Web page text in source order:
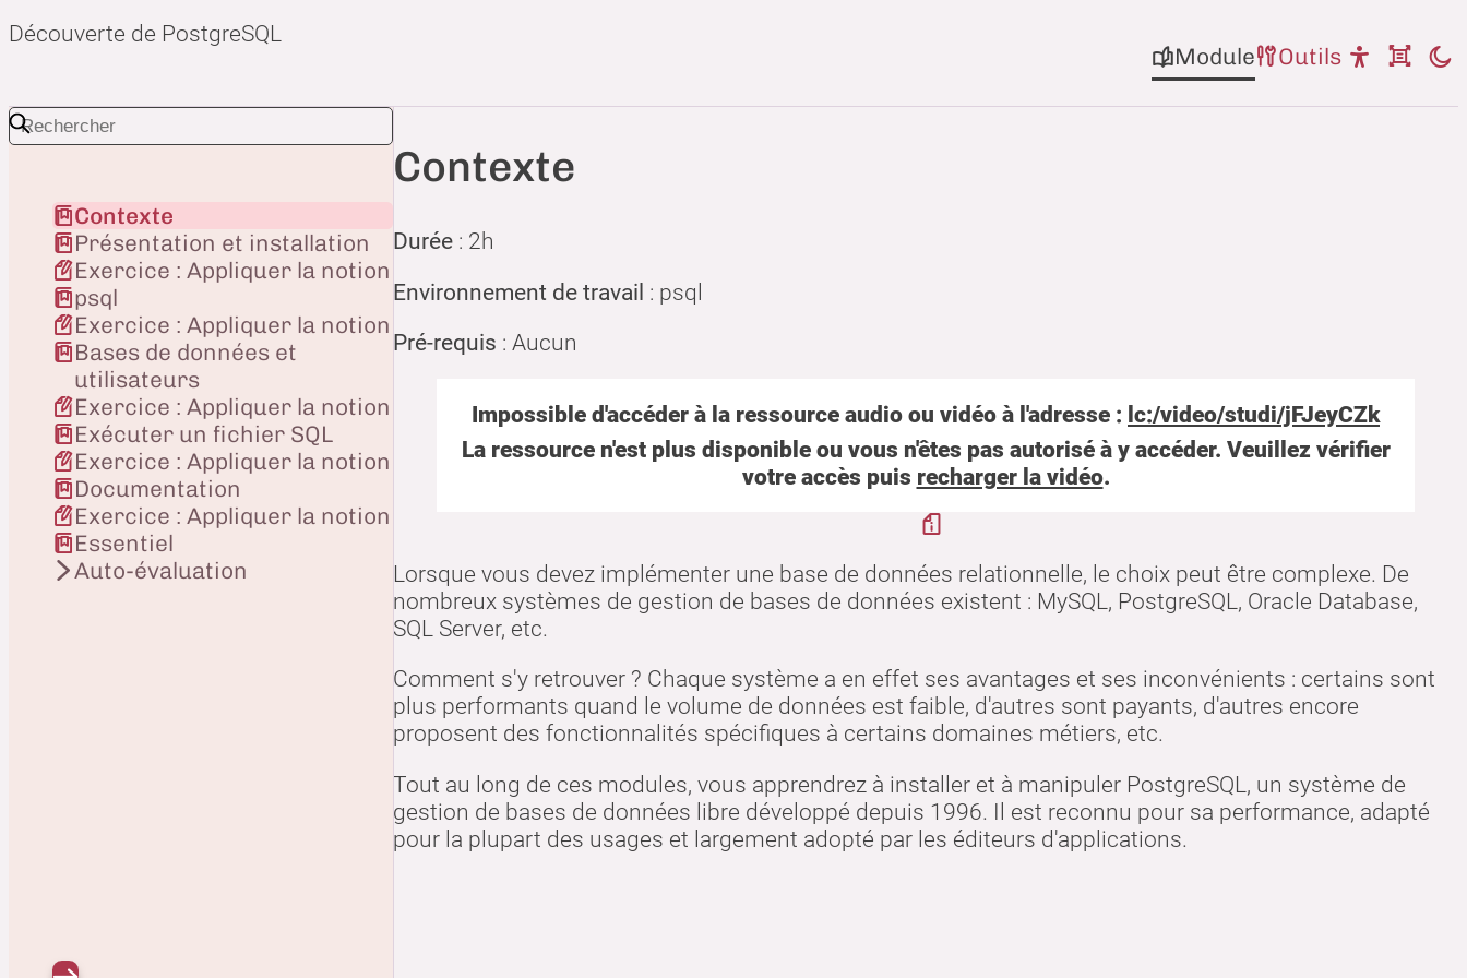
Découverte de PostgreSQL
Module
Outils
Contexte
Durée : 2h
Environnement de travail : psql
Pré-requis : Aucun
Impossible d'accéder à la ressource audio ou vidéo à l'adresse : lc:/video/studi/jFJeyCZk
La ressource n'est plus disponible ou vous n'êtes pas autorisé à y accéder. Veuillez vérifier
votre accès puis recharger la vidéo.
Lorsque vous devez implémenter une base de données relationnelle, le choix peut être complexe. De
nombreux systèmes de gestion de bases de données existent : MySQL, PostgreSQL, Oracle Database,
SQL Server, etc.
Comment s'y retrouver ? Chaque système a en effet ses avantages et ses inconvénients : certains sont
plus performants quand le volume de données est faible, d'autres sont payants, d'autres encore
proposent des fonctionnalités spécifiques à certains domaines métiers, etc.
Tout au long de ces modules, vous apprendrez à installer et à manipuler PostgreSQL, un système de
gestion de bases de données libre développé depuis 1996. Il est reconnu pour sa performance, adapté
pour la plupart des usages et largement adopté par les éditeurs d'applications.
Contexte
Présentation et installation
Exercice : Appliquer la notion
psql
Exercice : Appliquer la notion
Bases de données et
utilisateurs
Exercice : Appliquer la notion
Exécuter un fichier SQL
Exercice : Appliquer la notion
Documentation
Exercice : Appliquer la notion
Essentiel
Auto-évaluation